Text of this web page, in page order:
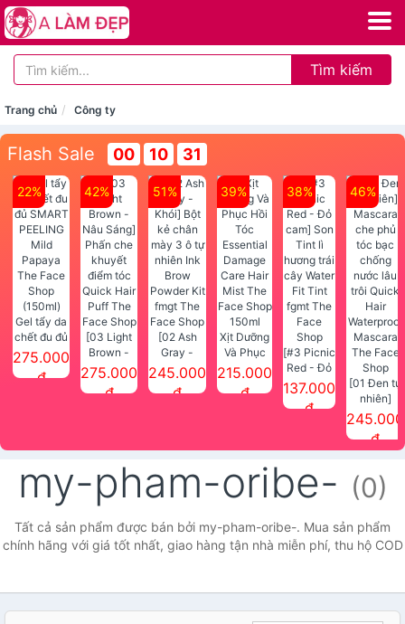
Tìm kiếm
Trang chủ Công ty
Flash Sale 00 10 31
22%
Gel tẩy da
chết đu đủ
SMART
PEELING
275.000
đ
42%
[03 Light
Brown -
Nâu Sáng]
Phấn che
275.000
đ
51%
[02 Ash
Gray -
Khói] Bột
kẻ chân
Face Shop
245.000
đ
39%
Xịt Dưỡng
Và Phục
Hồi Tóc
Essential
215.000
đ
38%
[#3 Picnic
Red - Đỏ
cam] Son
Face
Shop
137.000
đ
46%
[01 Đen tự
nhiên]
Mascara
che phủ
nước lâu
trôi Quick
Waterproof
Mascara
The Face
245.000
đ
my-pham-oribe- (0)
Tất cả sản phẩm được bán bởi my-pham-oribe-. Mua sản phẩm
chính hãng với giá tốt nhất, giao hàng tận nhà miễn phí, thu hộ COD